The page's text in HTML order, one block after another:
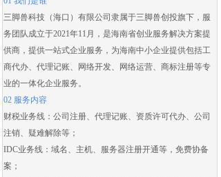
三脚兽科技（海口）有限公司隶属于三脚兽创投旗下，服
务团队成立于2021年11月，是海南省创业服务解决方案提
供商，提供一站式企业服务，为海南中小企业提供包括工
商代办、 代理记账、 网络开发、 网络运营、 商标注册等专
业的一体化企业服务。
02 服务内容
财税业务线： 公司注册、 代理记账、 资质许可代办、 公司
注销、 疑难解除等；
IDC业务线：域名、主机、服务器注册开通等，免费协备
案；